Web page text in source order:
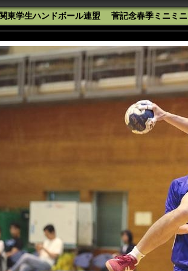
東学生ハンドボール連盟 菅記念春季ミニ